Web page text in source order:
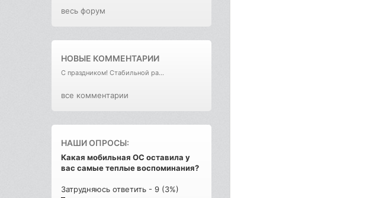
весь форум
НОВЫЕ КОММЕНТАРИИ
С праздником! Стабильной ра...
все комментарии
НАШИ ОПРОСЫ:
Какая мобильная ОС оставила у
вас самые теплые воспоминания?
Затрудняюсь ответить - 9 (3%)